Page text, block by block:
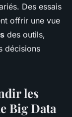
Des essais
offrir une vue
des outils,
décisions
les
Big Data